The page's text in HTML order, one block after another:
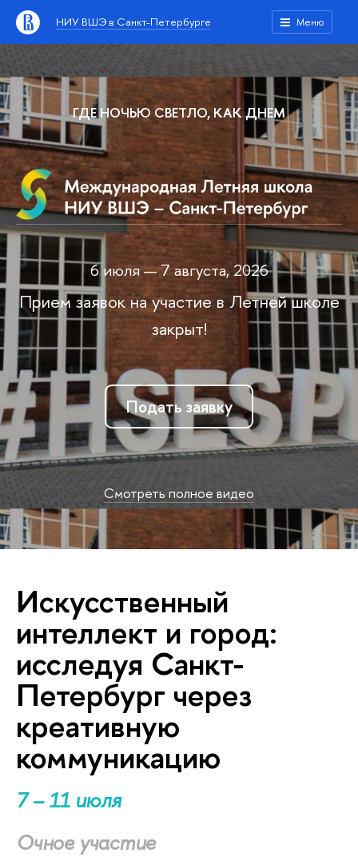
НИУ ВШЭ в Санкт-Петербурге Меню
ГДЕ НОЧЬЮ СВЕТЛО, КАК ДНЕМ
6 июля — 7 августа, 2026
Прием заявок на участие в Летней школе
закрыт!
Подать заявку
Смотреть полное видео
Искусственный
интеллект и город:
исследуя Санкт-
Петербург через
креативную
коммуникацию
7 – 11 июля
Очное участие